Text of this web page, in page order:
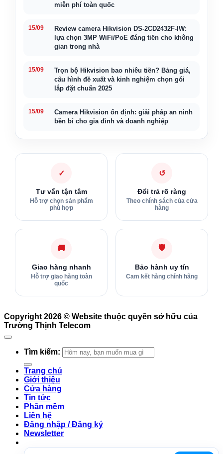
miễn phí toàn quốc
15/09
Review camera Hikvision DS-2CD2432F-IW:
lựa chọn 3MP WiFi/PoE đáng tiền cho không
gian trong nhà
15/09
Trọn bộ Hikvision bao nhiêu tiền? Bảng giá,
cấu hình đề xuất và kinh nghiệm chọn gói
lắp đặt chuẩn 2025
15/09
Camera Hikvision ổn định: giải pháp an ninh
bền bỉ cho gia đình và doanh nghiệp
✓
Tư vấn tận tâm
Hỗ trợ chọn sản phẩm
phù hợp
↺
Đổi trả rõ ràng
Theo chính sách của cửa
hàng
🚚
Giao hàng nhanh
Hỗ trợ giao hàng toàn
quốc
🛡
Bảo hành uy tín
Cam kết hàng chính hãng
Copyright 2026 © Website thuộc quyền sở hữu của
Trường Thịnh Telecom
Tìm kiếm:
Trang chủ
Giới thiệu
Cửa hàng
Tin tức
Phần mềm
Liên hệ
Đăng nhập / Đăng ký
Newsletter